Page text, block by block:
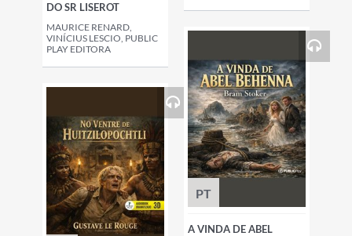
DO SR LISEROT
MAURICE RENARD,
VINÍCIUS LESCIO, PUBLIC
PLAY EDITORA
PT
A VINDA DE ABEL